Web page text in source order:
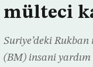
mülteci
Suriye’deki
(BM) insani yardım